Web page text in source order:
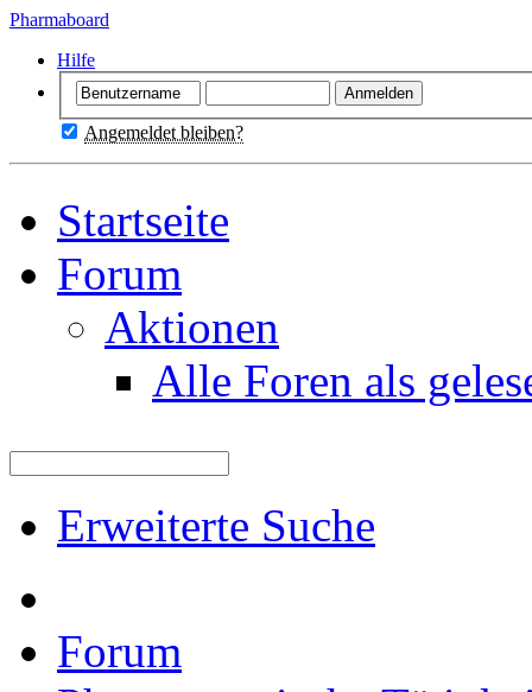
Pharmaboard
Hilfe
Angemeldet bleiben?
Startseite
Forum
Aktionen
Alle Foren als
Erweiterte Suche